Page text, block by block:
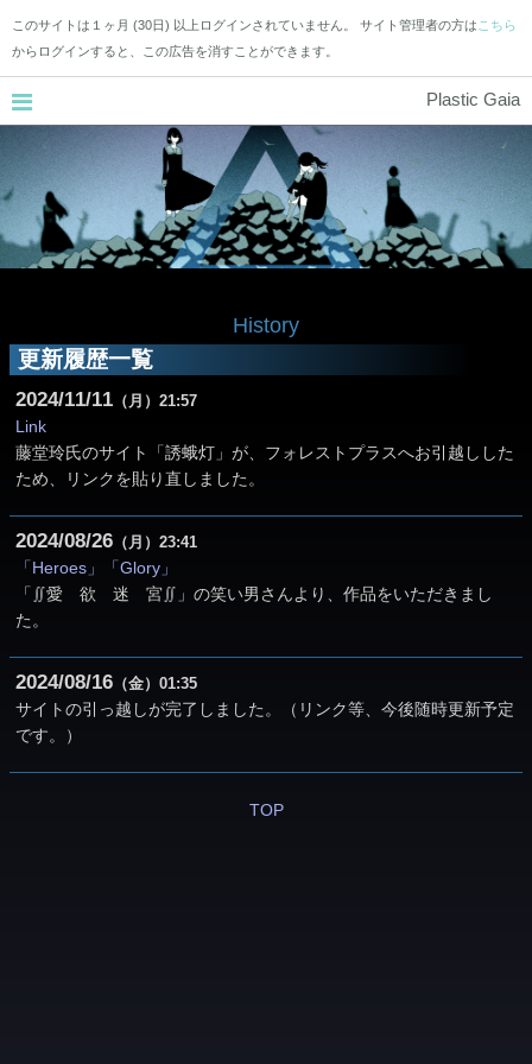
このサイトは１ヶ月 (30日) 以上ログインされていません。 サイト管理者の方は こちら
からログインすると、この広告を消すことができます。
Plastic Gaia
History
更新履歴一覧
2024 11 11 （月） 21:57
Link
藤堂玲氏のサイト「誘蛾灯」が、フォレストプラスへお引越しした
ため、リンクを貼り直しました。
2024 08 26 （月） 23:41
「Heroes」「Glory」
「∬愛 欲 迷 宮∬」の笑い男さんより、作品をいただきまし
た。
2024 08 16 （金） 01:35
サイトの引っ越しが完了しました。（リンク等、今後随時更新予定
です。）
TOP